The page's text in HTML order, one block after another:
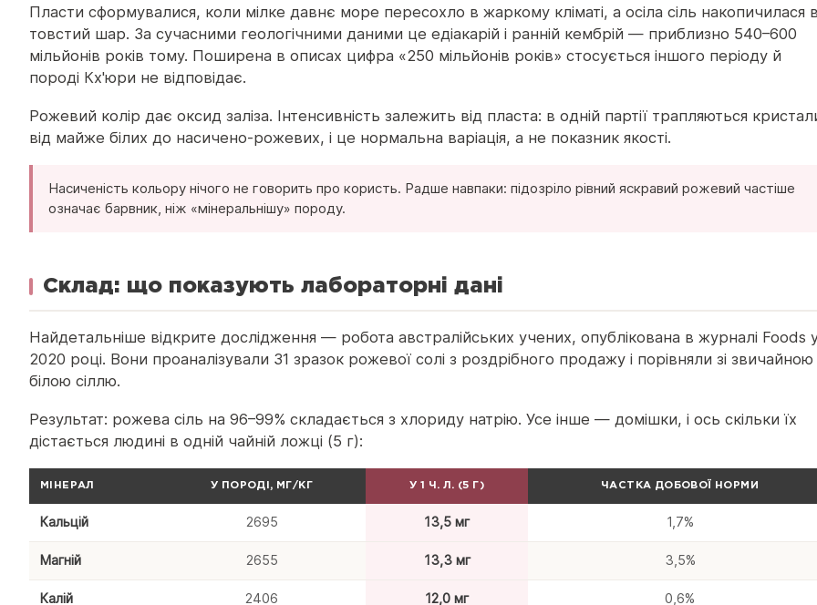
Пласти сформувалися, коли мілке давнє море пересохло в жаркому кліматі, а осіла сіль накопичилася
товстий шар. За сучасними геологічними даними це едіакарій і ранній кембрій — приблизно 540–600
мільйонів років тому. Поширена в описах цифра «250 мільйонів років» стосується іншого періоду й
породі Кх'юри не відповідає.
Рожевий колір дає оксид заліза. Інтенсивність залежить від пласта: в одній партії трапляються
від майже білих до насичено-рожевих, і це нормальна варіація, а не показник якості.
Насиченість кольору нічого не говорить про користь. Радше навпаки: підозріло рівний яскравий рожевий частіше
означає барвник, ніж «мінеральнішу» породу.
Склад: що показують лабораторні дані
Найдетальніше відкрите дослідження — робота австралійських учених, опублікована в журналі Foods
2020 році. Вони проаналізували 31 зразок рожевої солі з роздрібного продажу і порівняли зі звичайною
білою сіллю.
Результат: рожева сіль на 96–99% складається з хлориду натрію. Усе інше — домішки, і ось скільки їх
дістається людині в одній чайній ложці (5 г):
МІНЕРАЛ У ПОРОДІ, МГ/КГ У 1 Ч. Л. (5 Г) ЧАСТКА ДОБОВОЇ НОРМИ
Кальцій 2695 13,5 мг 1,7%
Магній 2655 13,3 мг 3,5%
Калій 2406 12,0 мг 0,6%